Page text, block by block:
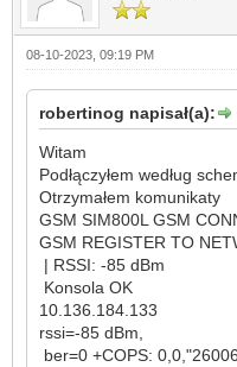
08-10-2023, 09:19 PM
robertinog napisał(a):
Witam
Podłączyłem według
Otrzymałem komunikaty
GSM SIM800L GSM
GSM REGISTER TO
| RSSI: -85 dBm
Konsola OK
10.136.184.133
rssi=-85 dBm,
ber=0 +COPS: